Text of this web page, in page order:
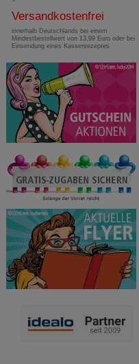
Versandkostenfrei
innerhalb Deutschlands bei einem
Mindestbestellwert von 13,99 Euro oder bei
Einsendung eines Kassenrezeptes